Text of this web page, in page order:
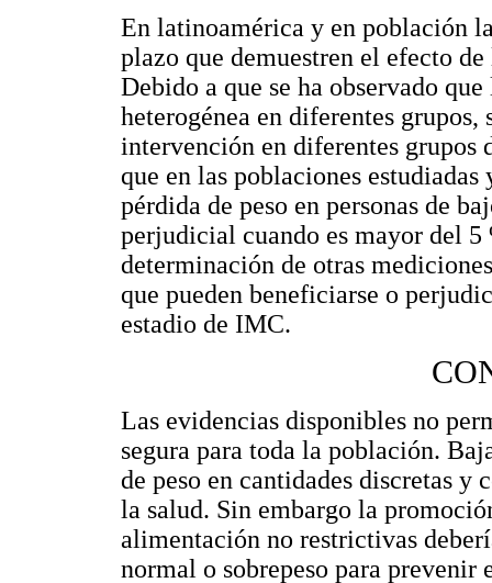
En latinoamérica y en población
plazo que demuestren el efecto
Debido a que se ha observado
heterogénea en diferentes
intervención en diferentes grupos
que en las poblaciones
pérdida de peso en personas de
perjudicial cuando es mayor del 5
determinación de otras
que pueden beneficiarse o
estadio de IMC.
Las evidencias disponibles no
segura para toda la población.
de peso en cantidades discretas y
la salud. Sin embargo la
alimentación no restrictivas
normal o sobrepeso para prevenir